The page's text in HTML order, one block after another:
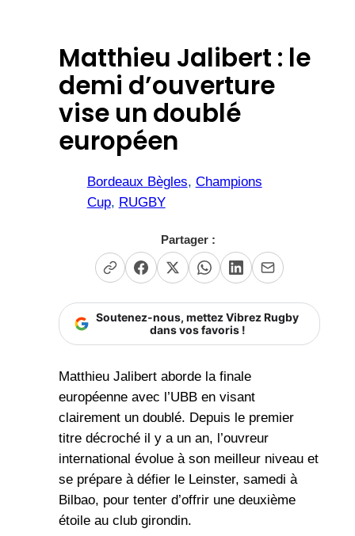
Matthieu Jalibert : le
demi d’ouverture
vise un doublé
européen
Bordeaux Bègles, Champions
Cup, RUGBY
Partager :
Soutenez-nous, mettez Vibrez Rugby
dans vos favoris !
Matthieu Jalibert aborde la finale
européenne avec l’UBB en visant
clairement un doublé. Depuis le premier
titre décroché il y a un an, l’ouvreur
international évolue à son meilleur niveau et
se prépare à défier le Leinster, samedi à
Bilbao, pour tenter d’offrir une deuxième
étoile au club girondin.